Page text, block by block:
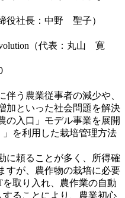
役社長：中野 聖子）
（代表：丸山 寛
う農業従事者の減少や、
加といった社会問題を解決
の入口」モデル事業を展開
を利用した栽培管理方法
に頼ることが多く、所得確
すが、農作物の栽培に必要
取り入れ、農作業の自動
ることにより、農業初心